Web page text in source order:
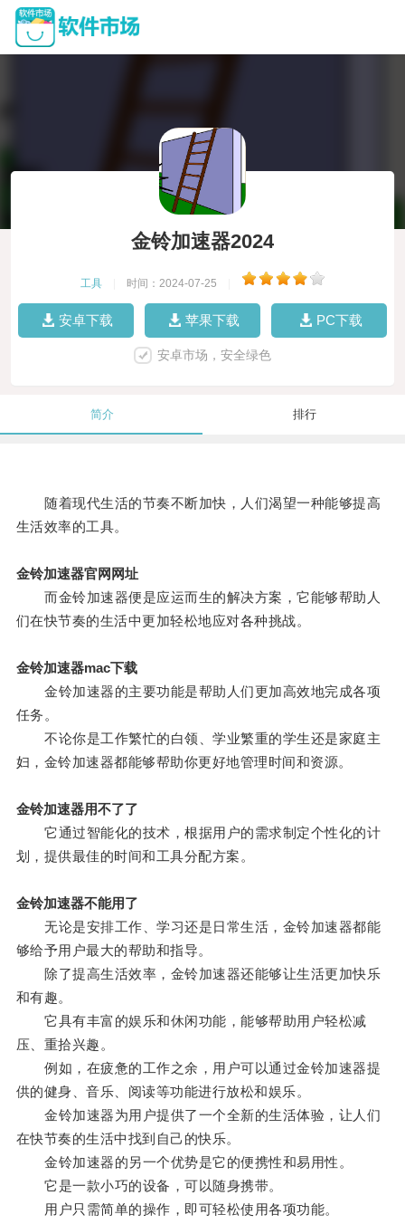
金铃加速器2024
工具 时间：2024-07-25
安卓下载 苹果下载 PC下载
安卓市场，安全绿色
简介 排行
随着现代生活的节奏不断加快，人们渴望一种能够提高
生活效率的工具。
金铃加速器官网网址
而金铃加速器便是应运而生的解决方案，它能够帮助人
们在快节奏的生活中更加轻松地应对各种挑战。
金铃加速器mac下载
金铃加速器的主要功能是帮助人们更加高效地完成各项
任务。
不论你是工作繁忙的白领、学业繁重的学生还是家庭主
妇，金铃加速器都能够帮助你更好地管理时间和资源。
金铃加速器用不了了
它通过智能化的技术，根据用户的需求制定个性化的计
划，提供最佳的时间和工具分配方案。
金铃加速器不能用了
无论是安排工作、学习还是日常生活，金铃加速器都能
够给予用户最大的帮助和指导。
除了提高生活效率，金铃加速器还能够让生活更加快乐
和有趣。
它具有丰富的娱乐和休闲功能，能够帮助用户轻松减
压、重拾兴趣。
例如，在疲惫的工作之余，用户可以通过金铃加速器提
供的健身、音乐、阅读等功能进行放松和娱乐。
金铃加速器为用户提供了一个全新的生活体验，让人们
在快节奏的生活中找到自己的快乐。
金铃加速器的另一个优势是它的便携性和易用性。
它是一款小巧的设备，可以随身携带。
用户只需简单的操作，即可轻松使用各项功能。